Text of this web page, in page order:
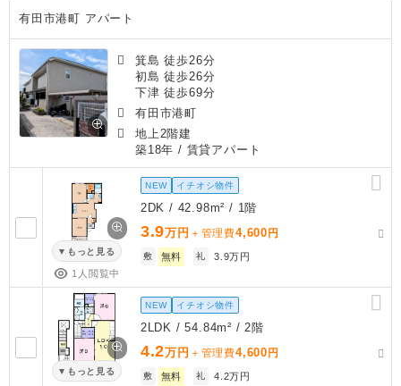
有田市港町 アパート
箕島 徒歩26分
初島 徒歩26分
下津 徒歩69分
有田市港町
地上2階建
築18年 / 賃貸アパート
もっと見る
1人閲覧中
NEW イチオシ物件
2DK / 42.98m² / 1階
3.9万円 ＋管理費4,600 円
敷 無料 礼 3.9万円
もっと見る
NEW イチオシ物件
2LDK / 54.84m² / 2階
4.2万円 ＋管理費4,600 円
敷 無料 礼 4.2万円